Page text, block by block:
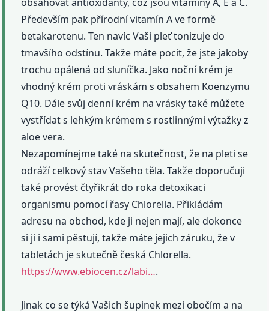
Především pak přírodní vitamín A ve formě
betakarotenu. Ten navíc Vaši pleť tonizuje do
tmavšího odstínu. Takže máte pocit, že jste jakoby
trochu opálená od sluníčka. Jako noční krém je
vhodný krém proti vráskám s obsahem Koenzymu
Q10. Dále svůj denní krém na vrásky také můžete
vystřídat s lehkým krémem s rostlinnými výtažky z
aloe vera.
Nezapomínejme také na skutečnost, že na pleti se
odráží celkový stav Vašeho těla. Takže doporučuji
také provést čtyřikrát do roka detoxikaci
organismu pomocí řasy Chlorella. Přikládám
adresu na obchod, kde ji nejen mají, ale dokonce
si ji i sami pěstují, takže máte jejich záruku, že v
tabletách je skutečně česká Chlorella.
https://www.ebiocen.cz/labi….
Jinak co se týká Vašich šupinek mezi obočím a na